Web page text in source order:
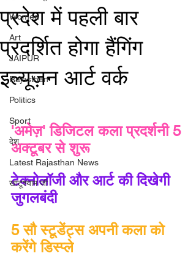
Women
Art
JAIPUR
Rajasthan
Politics
Sport
देश
Latest Rajasthan News
खाटूश्याम जी
प्रदेश में पहली बार
प्रदर्शित होगा हैंगिंग
इल्यूज़न आर्ट वर्क
'अमेज़' डिजिटल कला प्रदर्शनी 5
अक्टूबर से शुरू
टेक्नोलॉजी और आर्ट की दिखेगी
जुगलबंदी
5 सौ स्टूडेंट्स अपनी कला को
करेंगे डिस्प्ले